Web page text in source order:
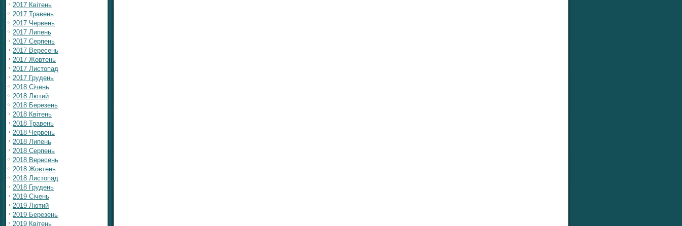
2017 Квітень
2017 Травень
2017 Червень
2017 Липень
2017 Серпень
2017 Вересень
2017 Жовтень
2017 Листопад
2017 Грудень
2018 Січень
2018 Лютий
2018 Березень
2018 Квітень
2018 Травень
2018 Червень
2018 Липень
2018 Серпень
2018 Вересень
2018 Жовтень
2018 Листопад
2018 Грудень
2019 Січень
2019 Лютий
2019 Березень
2019 Квітень